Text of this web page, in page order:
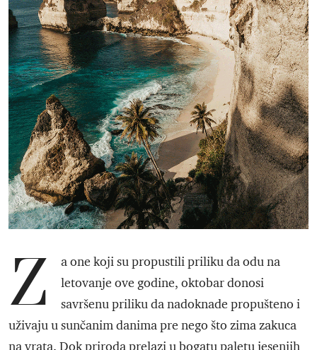
Z
a one koji su propustili priliku da odu na
letovanje ove godine, oktobar donosi
savršenu priliku da nadoknade propušteno i
uživaju u sunčanim danima pre nego što zima zakuca